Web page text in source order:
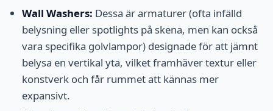
Wall Washers: Dessa är armaturer (ofta infälld
belysning eller spotlights på skena, men kan också
vara specifika golvlampor) designade för att jämnt
belysa en vertikal yta, vilket framhäver textur eller
konstverk och får rummet att kännas mer
expansivt.